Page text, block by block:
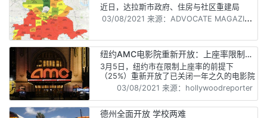
近日，达拉斯市政府、住房与社区重建局
03/08/2021 来源：ADVOCATE MAGAZINE
纽约AMC电影院重新开放：上座率限制在
25%
3月5日，纽约市在限制上座率的前提下
（25%）重新开放了已关闭一年之久的电影院
03/08/2021 来源：hollywoodreporter
德州全面开放 学校两难